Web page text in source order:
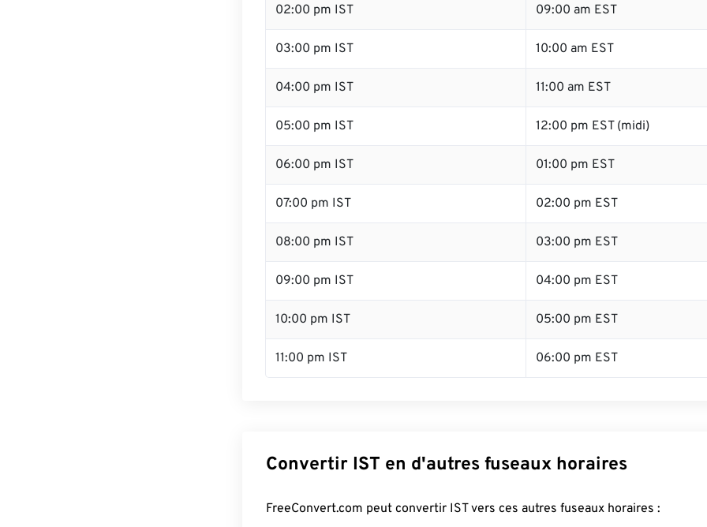
02:00 pm IST 09:00 am EST
03:00 pm IST 10:00 am EST
04:00 pm IST 11:00 am EST
05:00 pm IST 12:00 pm EST (midi)
06:00 pm IST 01:00 pm EST
07:00 pm IST 02:00 pm EST
08:00 pm IST 03:00 pm EST
09:00 pm IST 04:00 pm EST
10:00 pm IST 05:00 pm EST
11:00 pm IST 06:00 pm EST
Convertir IST en d'autres fuseaux horaires
FreeConvert.com peut convertir IST vers ces autres fuseaux horaires :